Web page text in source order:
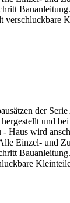
verschluckbare
der
und
Haus wird
Einzel- und